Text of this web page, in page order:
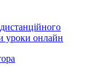
уроки онлайн